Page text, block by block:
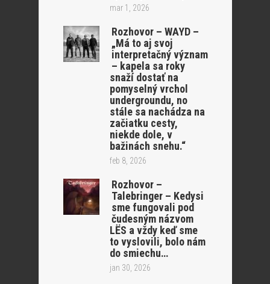
mar 1, 2026
Rozhovor – WAYD –
„Má to aj svoj
interpretačný význam
– kapela sa roky
snaží dostať na
pomyselný vrchol
undergroundu, no
stále sa nachádza na
začiatku cesty,
niekde dole, v
bažinách snehu.“
feb 8, 2026
Rozhovor –
Talebringer – Kedysi
sme fungovali pod
čudesným názvom
LËS a vždy keď sme
to vyslovili, bolo nám
do smiechu…
jan 30, 2026